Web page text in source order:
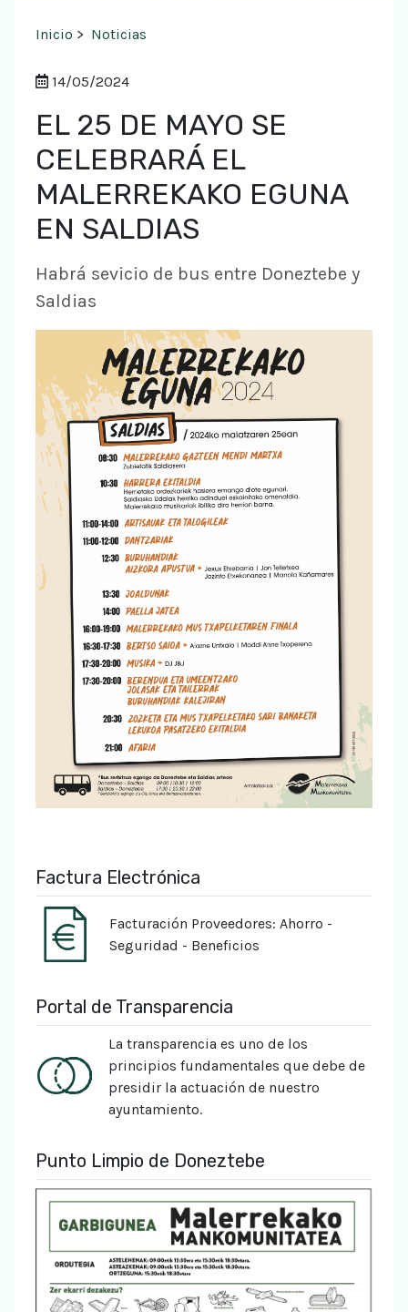
Inicio > Noticias
14/05/2024
EL 25 DE MAYO SE
CELEBRARÁ EL
MALERREKAKO EGUNA
EN SALDIAS
Habrá sevicio de bus entre Doneztebe y
Saldias
Factura Electrónica
Facturación Proveedores: Ahorro -
Seguridad - Beneficios
Portal de Transparencia
La transparencia es uno de los
principios fundamentales que debe de
presidir la actuación de nuestro
ayuntamiento.
Punto Limpio de Doneztebe